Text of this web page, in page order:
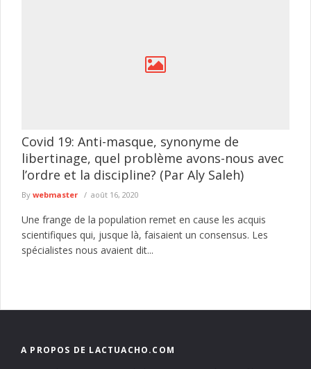
Covid 19: Anti-masque, synonyme de
libertinage, quel problème avons-nous avec
l’ordre et la discipline? (Par Aly Saleh)
By webmaster août 16, 2020
Une frange de la population remet en cause les acquis
scientifiques qui, jusque là, faisaient un consensus. Les
spécialistes nous avaient dit...
A PROPOS DE LACTUACHO.COM